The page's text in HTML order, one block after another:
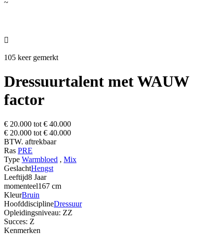
~

105 keer gemerkt
Dressuurtalent met WAUW
factor
€ 20.000 tot € 40.000
€ 20.000 tot € 40.000
BTW. aftrekbaar
Ras PRE
Type Warmbloed , Mix
GeslachtHengst
Leeftijd8 Jaar
momenteel167 cm
KleurBruin
HoofddisciplineDressuur
Opleidingsniveau: ZZ
Succes: Z
Kenmerken